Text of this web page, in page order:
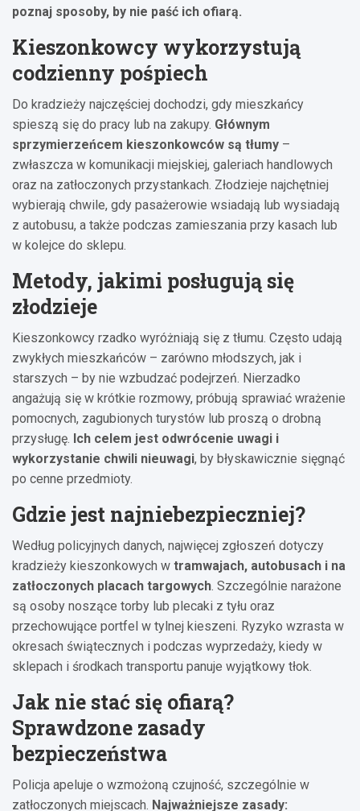
poznaj sposoby, by nie paść ich ofiarą.
Kieszonkowcy wykorzystują
codzienny pośpiech
Do kradzieży najczęściej dochodzi, gdy mieszkańcy
spieszą się do pracy lub na zakupy. Głównym
sprzymierzeńcem kieszonkowców są tłumy –
zwłaszcza w komunikacji miejskiej, galeriach handlowych
oraz na zatłoczonych przystankach. Złodzieje najchętniej
wybierają chwile, gdy pasażerowie wsiadają lub wysiadają
z autobusu, a także podczas zamieszania przy kasach lub
w kolejce do sklepu.
Metody, jakimi posługują się
złodzieje
Kieszonkowcy rzadko wyróżniają się z tłumu. Często udają
zwykłych mieszkańców – zarówno młodszych, jak i
starszych – by nie wzbudzać podejrzeń. Nierzadko
angażują się w krótkie rozmowy, próbują sprawiać wrażenie
pomocnych, zagubionych turystów lub proszą o drobną
przysługę. Ich celem jest odwrócenie uwagi i
wykorzystanie chwili nieuwagi, by błyskawicznie sięgnąć
po cenne przedmioty.
Gdzie jest najniebezpieczniej?
Według policyjnych danych, najwięcej zgłoszeń dotyczy
kradzieży kieszonkowych w tramwajach, autobusach i na
zatłoczonych placach targowych. Szczególnie narażone
są osoby noszące torby lub plecaki z tyłu oraz
przechowujące portfel w tylnej kieszeni. Ryzyko wzrasta w
okresach świątecznych i podczas wyprzedaży, kiedy w
sklepach i środkach transportu panuje wyjątkowy tłok.
Jak nie stać się ofiarą?
Sprawdzone zasady
bezpieczeństwa
Policja apeluje o wzmożoną czujność, szczególnie w
zatłoczonych miejscach. Najważniejsze zasady: